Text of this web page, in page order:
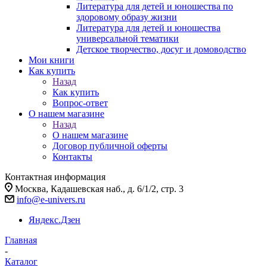
Литература для детей и юношества по
здоровому образу жизни
Литература для детей и юношества
универсальной тематики
Детское творчество, досуг и домоводство
Мои книги
Как купить
Назад
Как купить
Вопрос-ответ
О нашем магазине
Назад
О нашем магазине
Договор публичной оферты
Контакты
Контактная информация
Москва, Кадашевская наб., д. 6/1/2, стр. 3
info@e-univers.ru
Яндекс.Дзен
Главная
-
Каталог